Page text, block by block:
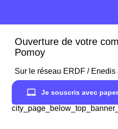
Ouverture de votre
Pomoy
Sur le réseau ERDF / Enedis
Je souscris avec